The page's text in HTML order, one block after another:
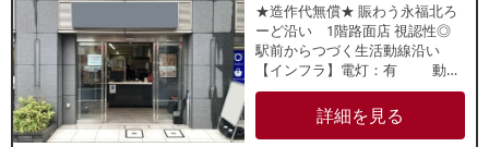
★造作代無償★ 賑わう永福北ろ
ーど沿い 1階路面店 視認性◎
駅前からつづく生活動線沿い
【インフラ】電灯：有 動
力：有 ガス：6号メーター
水道：30mm 【厨房排気】
有 / 送風機【空調】有 / 業務用
詳細を見る